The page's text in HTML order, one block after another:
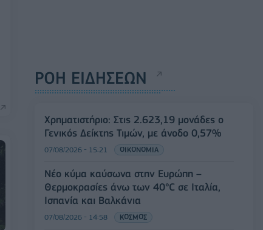
ΡΟΗ ΕΙΔΗΣΕΩΝ
Χρηματιστήριο: Στις 2.623,19 μονάδες ο
Γενικός Δείκτης Τιμών, με άνοδο 0,57%
07/08/2026 - 15:21 ΟΙΚΟΝΟΜΙΑ
Νέο κύμα καύσωνα στην Ευρώπη –
Θερμοκρασίες άνω των 40°C σε Ιταλία,
Ισπανία και Βαλκάνια
07/08/2026 - 14:58 ΚΟΣΜΟΣ